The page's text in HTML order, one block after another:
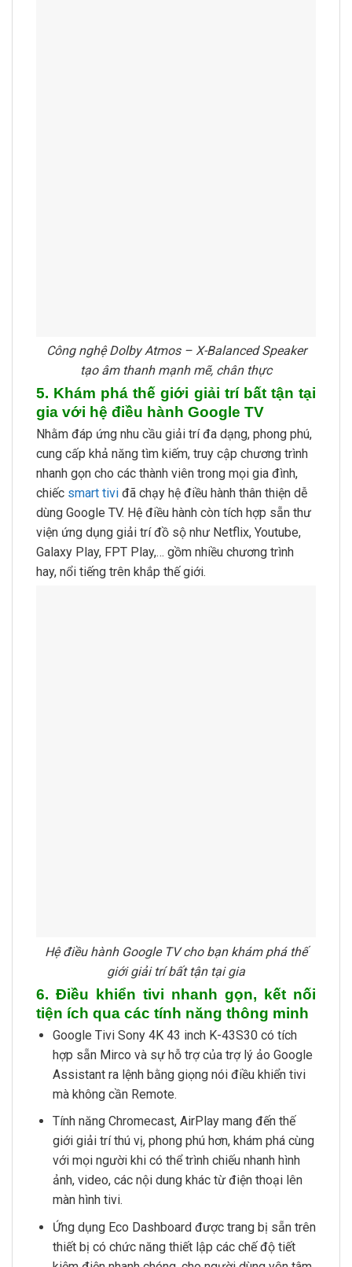
Công nghệ Dolby Atmos – X-Balanced Speaker
tạo âm thanh mạnh mẽ, chân thực
5. Khám phá thế giới giải trí bất tận tại
gia với hệ điều hành Google TV
Nhằm đáp ứng nhu cầu giải trí đa dạng, phong phú,
cung cấp khả năng tìm kiếm, truy cập chương trình
nhanh gọn cho các thành viên trong mọi gia đình,
chiếc smart tivi đã chạy hệ điều hành thân thiện dễ
dùng Google TV. Hệ điều hành còn tích hợp sẵn thư
viện ứng dụng giải trí đồ sộ như Netflix, Youtube,
Galaxy Play, FPT Play,… gồm nhiều chương trình
hay, nổi tiếng trên khắp thế giới.
Hệ điều hành Google TV cho bạn khám phá thế
giới giải trí bất tận tại gia
6. Điều khiển tivi nhanh gọn, kết nối
tiện ích qua các tính năng thông minh
Google Tivi Sony 4K 43 inch K-43S30 có tích
hợp sẵn Mirco và sự hỗ trợ của trợ lý ảo Google
Assistant ra lệnh bằng giọng nói điều khiển tivi
mà không cần Remote.
Tính năng Chromecast, AirPlay mang đến thế
giới giải trí thú vị, phong phú hơn, khám phá cùng
với mọi người khi có thể trình chiếu nhanh hình
ảnh, video, các nội dung khác từ điện thoại lên
màn hình tivi.
Ứng dụng Eco Dashboard được trang bị sẵn trên
thiết bị có chức năng thiết lập các chế độ tiết